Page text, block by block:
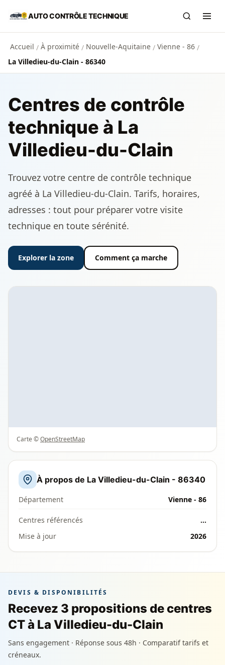
Aller au contenu principal
AUTO CONTRÔLE TECHNIQUE
Accueil / À proximité / Nouvelle-Aquitaine / Vienne - 86 /
La Villedieu-du-Clain - 86340
Centres de contrôle
technique à La
Villedieu-du-Clain
Trouvez votre centre de contrôle technique
agréé à La Villedieu-du-Clain. Tarifs, horaires,
adresses : tout pour préparer votre visite
technique en toute sérénité.
Explorer la zone Comment ça marche
Carte ©OpenStreetMap
À propos de La Villedieu-du-Clain - 86340
Département Vienne - 86
Centres référencés
…
Mise à jour
2026
DEVIS & DISPONIBILITÉS
Recevez 3 propositions de centres
CT à La Villedieu-du-Clain
Sans engagement · Réponse sous 48h · Comparatif tarifs et
créneaux.